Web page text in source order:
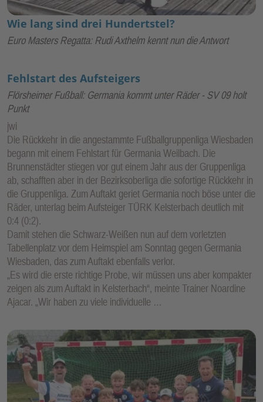
Wie lang sind drei Hundertstel?
Euro Masters Regatta: Rudi Axthelm kennt nun die Antwort
Fehlstart des Aufsteigers
Flörsheimer Fußball: Germania kommt unter Räder - SV 09 holt
Punkt
jwi
Die Rückkehr in die angestammte Fußballgruppenliga Wiesbaden
begann mit einem Fehlstart für Germania Weilbach. Die
Brunnenstädter stiegen vor gut einem Jahr aus der Gruppenliga
ab, schafften aber in der Bezirksoberliga die sofortige Rückkehr in
die Gruppenliga. Zum Auftakt geriet Germania noch böse unter die
Räder, unterlag beim Aufsteiger TÜRK Kelsterbach deutlich mit
0:4 (0:2).
Damit stehen die Schwarz-Weißen nun auf dem vorletzten
Tabellenplatz vor dem Heimspiel am Sonntag gegen Germania
Wiesbaden, das zum Auftakt ebenfalls verlor.
„Es wird die erste richtige Probe, wir müssen uns aber kompakter
zeigen als zum Auftakt in Kelsterbach“, meinte Trainer Noardine
Ajacar. „Wir haben zu viele individuelle …